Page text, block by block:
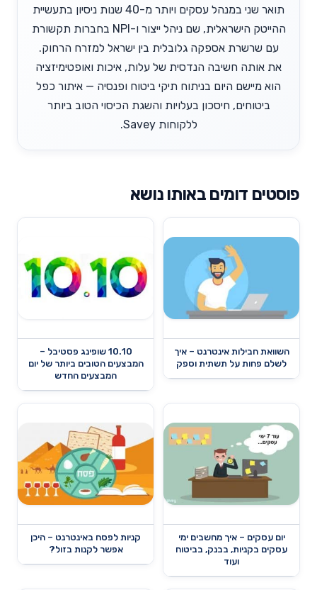
תואר שני במנהל עסקים ויותר מ-40 שנות ניסיון בתעשיית
ההייטק הישראלית, שם ניהל ייצור ו-NPI בחברות תקשורת
עם שרשרת אספקה גלובלית בין ישראל למזרח הרחוק.
את אותה חשיבה הנדסית של עלות, איכות ואופטימיזציה
הוא מיישם היום בניתוח תיקי ביטוח ופנסיה — איתור כפל
ביטוחים, חיסכון בעלויות והשגת הכיסוי הטוב ביותר
ללקוחות Savey.
פוסטים דומים באותו נושא
השוואת חבילות אינטרנט – איך
לשלם פחות על תשתית וספק
10.10 שופינג פסטיבל –
המבצעים הטובים ביותר של יום
המבצעים החדש
יום עסקים – איך מחשבים ימי
עסקים בקניות, בבנק, בביטוח
ועוד
קניות לפסח באינטרנט – היכן
אפשר לקנות בזול?